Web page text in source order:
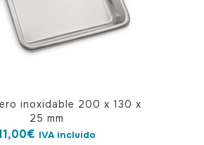
inoxidable 200 x 130 x
25 mm
€ IVA incluido